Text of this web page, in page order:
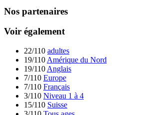
Nos partenaires
Voir également
22/110 adultes
19/110 Amérique du Nord
19/110 Anglais
7/110 Europe
7/110 Français
3/110 Niveau 1 à 4
15/110 Suisse